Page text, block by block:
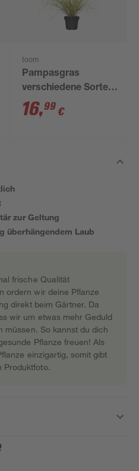
toom
Pampasgras
verschiedene Sorten
19 cm Topf
16,99 €
zur Geltung
überhängendem Laub
frische Qualität
ordern wir deine Pflanze
direkt beim Gärtner. Da
wir um etwas mehr Geduld
müssen. So kannst du dich
Pflanze freuen! Als
einzigartig, somit gibt
Produktfoto.